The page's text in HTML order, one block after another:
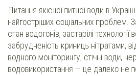
Питання якісної питної води в
найгостріших соціальних проблем.
стан водогонів, застарілі
забрудненість криниць нітратами,
водного моніторингу, стічні води,
водовикористання — це далеко не